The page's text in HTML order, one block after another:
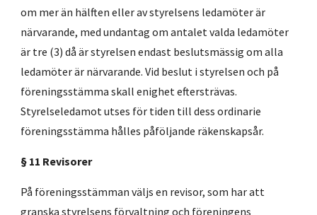
om mer än hälften eller av styrelsens ledamöter är
närvarande, med undantag om antalet valda ledamöter
är tre (3) då är styrelsen endast beslutsmässig om alla
ledamöter är närvarande. Vid beslut i styrelsen och på
föreningsstämma skall enighet eftersträvas.
Styrelseledamot utses för tiden till dess ordinarie
föreningsstämma hålles påföljande räkenskapsår.
§ 11 Revisorer
På föreningsstämman väljs en revisor, som har att
granska styrelsens förvaltning och föreningens